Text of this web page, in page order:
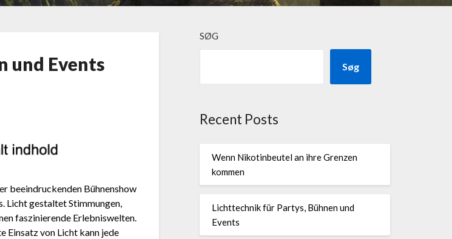
und Events
beeindruckenden Bühnenshow
Licht gestaltet Stimmungen,
faszinierende Erlebniswelten.
Einsatz von Licht kann jede
SØG
Søg
Recent Posts
Wenn Nikotinbeutel an ihre Grenzen
kommen
Lichttechnik für Partys, Bühnen und
Events